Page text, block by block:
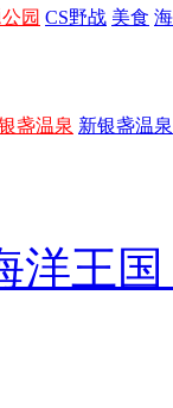
园 CS野战 美食
盏温泉 新银盏温泉
洋王